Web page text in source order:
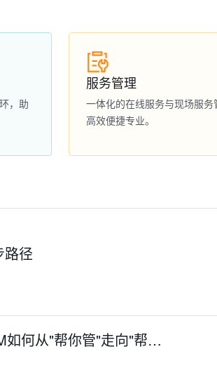
，助
服务管理
一体化的在线服务与现场服务
高效便捷专业。
路径
如何从"帮你管"走向"帮…